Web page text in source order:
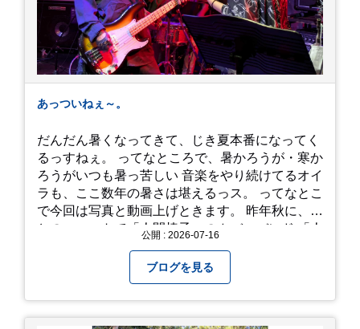
あっついねぇ～。
だんだん暑くなってきて、じき夏本番になってく
るっすねぇ。 ってなところで、暑かろうが・寒か
ろうがいつも暑っ苦しい 音楽をやり続けてるオイ
ラも、ここ数年の暑さは堪えるっス。 ってなとこ
で今回は写真と動画上げときます。 昨年秋に、娘
とのユニットで「人間椅子」のカバーバンド 「人
画にしており、娘のファンからもアップしてくれ
ッ！」とされているので ここだけの公開としま
す。 非常に暑苦しいのでご観覧される方は、ご注
公開 : 2026-07-16
ブログを見る